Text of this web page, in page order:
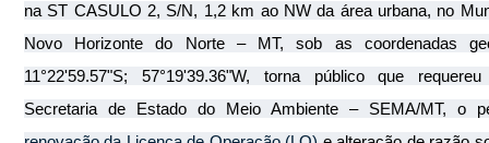
na ST CASULO 2, S/N, 1,2 km ao NW da área urbana, no
Novo Horizonte do Norte – MT, sob as coordenadas
11°22'59.57"S; 57°19'39.36"W, torna público que